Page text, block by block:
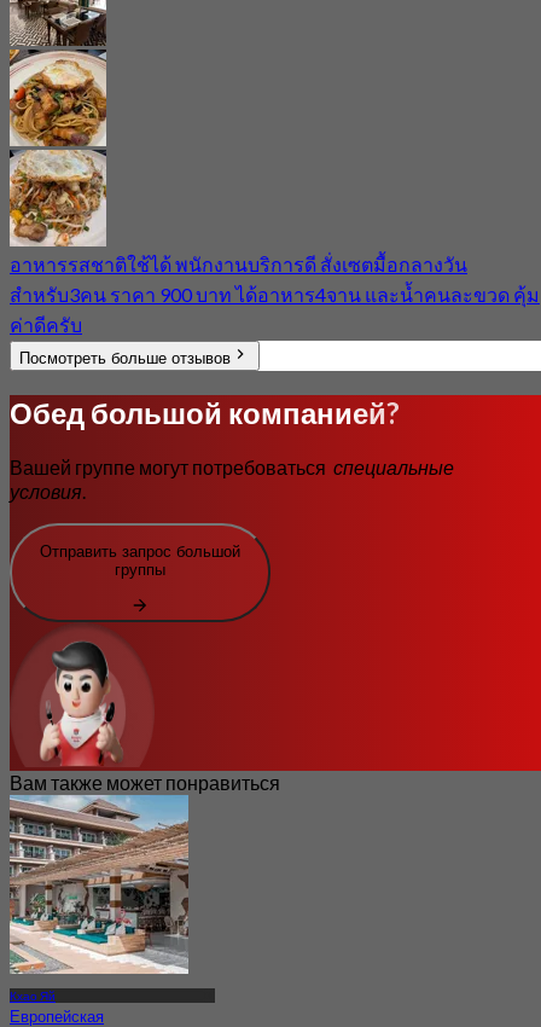
อาหารรสชาติใช้ได้ พนักงานบริการดี สั่งเซตมื้อกลางวัน
สำหรับ3คน ราคา 900 บาท ได้อาหาร4จาน และน้ำคนละขวด คุ้ม
ค่าดีครับ
Посмотреть больше отзывов
Обед большой компанией?
Вашей группе могут потребоваться специальные
условия.
Отправить запрос большой
группы
Вам также может понравиться
Кхао Яй
Европейская